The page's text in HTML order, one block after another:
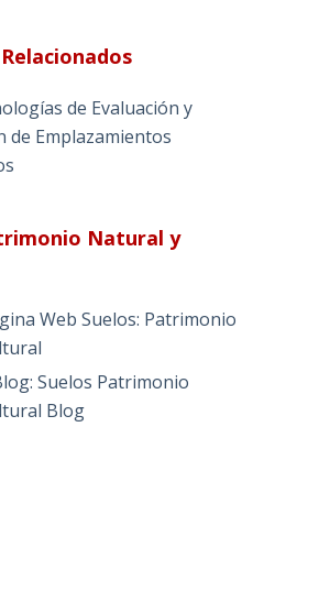
de Evaluación y
de Emplazamientos
Natural y
Web Suelos: Patrimonio
Suelos Patrimonio
Blog